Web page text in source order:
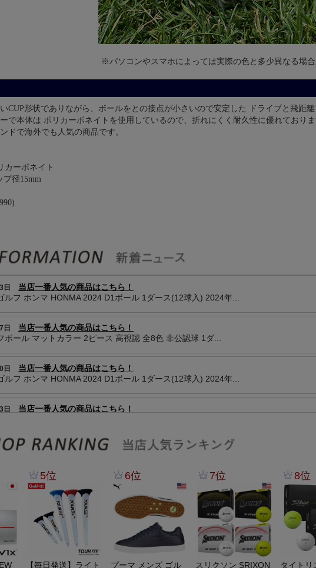
※パソコンやスマホによっては実際の色と多少異なる場合
CUP形状でありながら、ボールをとの接点が小さいので安定した ドライブと飛距離
で本体は ポリカーボネイトを使用しているので、折れにくく耐久性に優れておりま
ドで海外でも人気の商品です。
カーボネイト
プ径15mm